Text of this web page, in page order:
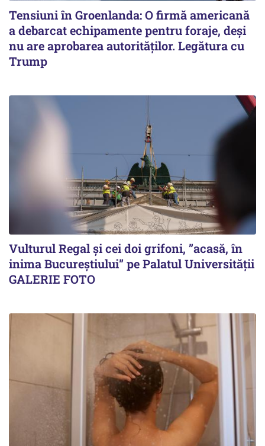
Tensiuni în Groenlanda: O firmă americană
a debarcat echipamente pentru foraje, deși
nu are aprobarea autorităților. Legătura cu
Trump
Vulturul Regal și cei doi grifoni, ”acasă, în
inima Bucureștiului” pe Palatul Universității
GALERIE FOTO